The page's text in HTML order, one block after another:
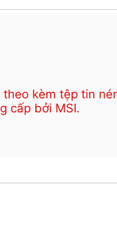
kèm tệp tin
cấp bởi MSI.